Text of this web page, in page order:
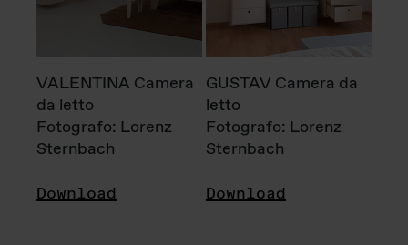
VALENTINA Camera
da letto
Fotografo: Lorenz
Sternbach
Download
GUSTAV Camera da
letto
Fotografo: Lorenz
Sternbach
Download